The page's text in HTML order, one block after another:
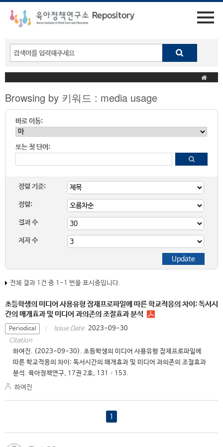
Browsing by 키워드 : media usage
바로 이동:
또는 첫 단어:
정렬 기준:
정렬:
결과 수
저자 수
전체 결과 1건 중 1-1 번을 표시중입니다.
초등학생의 미디어 사용유형 잠재프로파일에 따른 학교적응의 차이: 독서시
간의 매개효과 및 미디어 과의존의 조절효과 분석
Periodical Issue Date 2023-09-30
Citation
하여진. (2023-09-30). 초등학생의 미디어 사용유형 잠재프로파일에
따른 학교적응의 차이: 독서시간의 매개효과 및 미디어 과의존의 조절효과
분석. 육아정책연구, 17권 2호, 131–153.
하여진
1